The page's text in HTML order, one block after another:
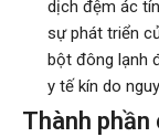
dịch đệm ác
sự phát triển
bột đông lạnh
y tế kín do
Thành